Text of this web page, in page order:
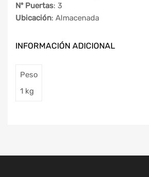
Nº Puertas: 3
Ubicación: Almacenada
INFORMACIÓN ADICIONAL
Peso
1 kg